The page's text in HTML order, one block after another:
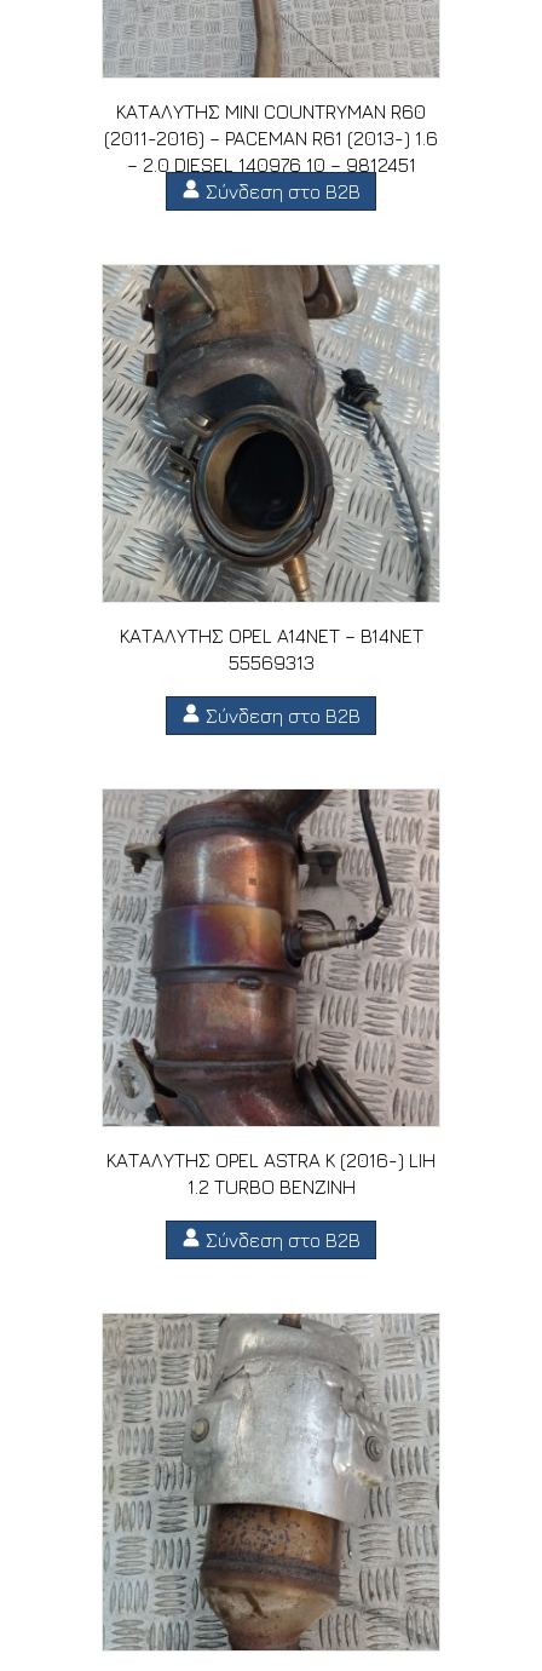
ΚΑΤΑΛΥΤΗΣ MINI COUNTRYMAN R60
(2011-2016) – PACEMAN R61 (2013-) 1.6
– 2.0 DIESEL 140976 10 – 9812451
Σύνδεση στο B2B
ΚΑΤΑΛΥΤΗΣ OPEL A14NET – B14NET
55569313
Σύνδεση στο B2B
ΚΑΤΑΛΥΤΗΣ OPEL ASTRA K (2016-) LIH
1.2 TURBO ΒΕΝΖΙΝΗ
Σύνδεση στο B2B